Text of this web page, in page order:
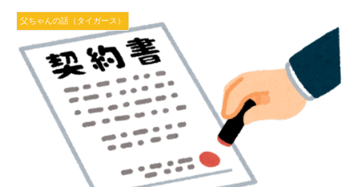
父ちゃんの話（タイガース）